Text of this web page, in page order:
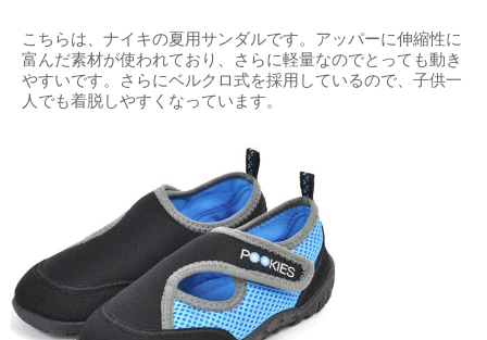
こちらは、ナイキの夏用サンダルです。アッパーに伸縮性に
富んだ素材が使われており、さらに軽量なのでとっても動き
やすいです。さらにベルクロ式を採用しているので、子供一
人でも着脱しやすくなっています。